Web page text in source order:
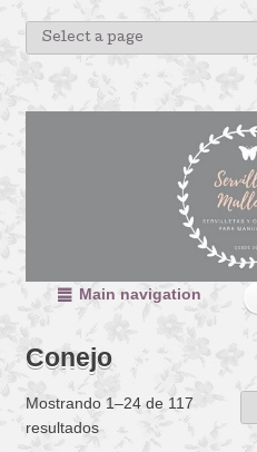
Main navigation
Conejo
Mostrando 1–24 de 117
resultados